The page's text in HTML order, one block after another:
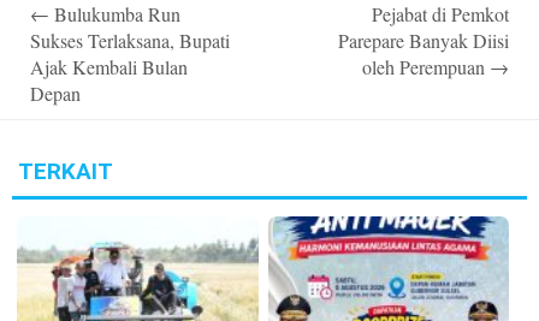
navigation
← Bulukumba Run
Sukses Terlaksana, Bupati
Ajak Kembali Bulan
Depan
Pejabat di Pemkot
Parepare Banyak Diisi
oleh Perempuan →
TERKAIT